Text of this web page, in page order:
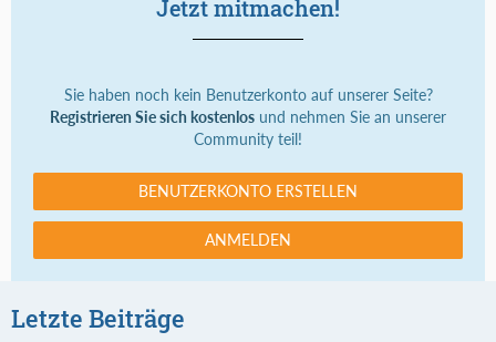
Jetzt mitmachen!
Sie haben noch kein Benutzerkonto auf unserer Seite?
Registrieren Sie sich kostenlos und nehmen Sie an unserer
Community teil!
BENUTZERKONTO ERSTELLEN
ANMELDEN
Letzte Beiträge